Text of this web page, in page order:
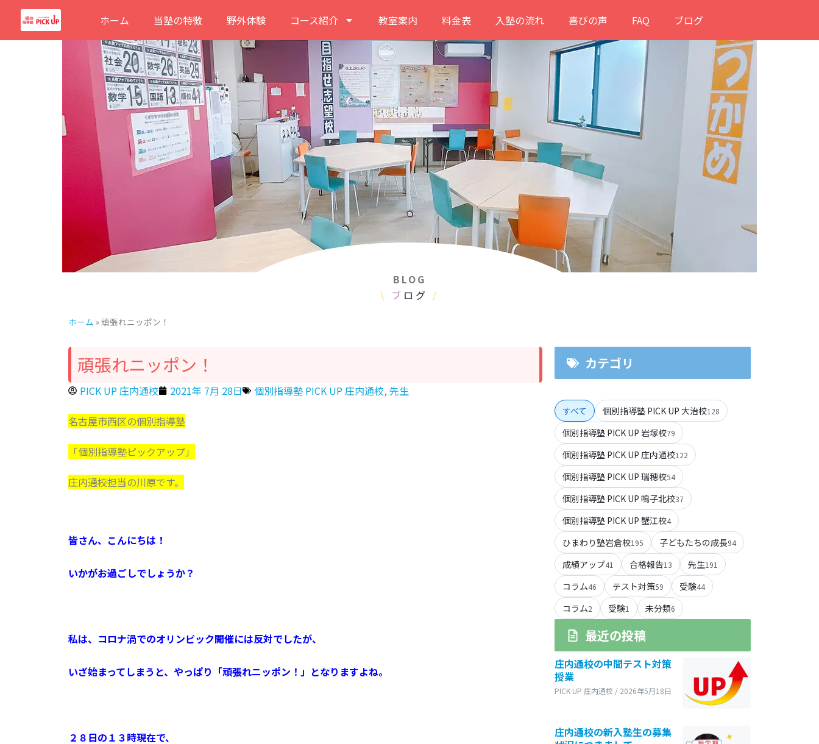
を
ホーム 当塾の特徴 野外体験 コース紹介 教室案内 料金表 入塾の流れ 喜びの声 FAQ ブログ
BLOG
\ ブ ログ /
ホーム »頑張れニッポン！
頑張れニッポン！
PICK UP 庄内通校 2021年 7月 28日 個別指導塾 PICK UP 庄内通校, 先生
名古屋市西区の個別指導塾
「個別指導塾ピックアップ」
庄内通校担当の川原です。
皆さん、こんにちは！
いかがお過ごしでしょうか？
私は、コロナ渦でのオリンピック開催には反対でしたが、
いざ始まってしまうと、やっぱり「頑張れニッポン！」となりますよね。
２８日の１３時現在で、
カテゴリ
すべて 個別指導塾 PICK UP 大治校128
個別指導塾 PICK UP 岩塚校79
個別指導塾 PICK UP 庄内通校122
個別指導塾 PICK UP 瑞穂校54
個別指導塾 PICK UP 鳴子北校37
個別指導塾 PICK UP 蟹江校4
ひまわり塾岩倉校195 子どもたちの成長94
成績アップ41 合格報告13 先生191
コラム46 テスト対策59 受験44
コラム2 受験1 未分類6
最近の投稿
庄内通校の中間テスト対策
授業
PICK UP 庄内通校 / 2026年5月18日
庄内通校の新入塾生の募集